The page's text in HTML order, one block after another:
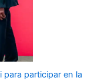
para participar en la